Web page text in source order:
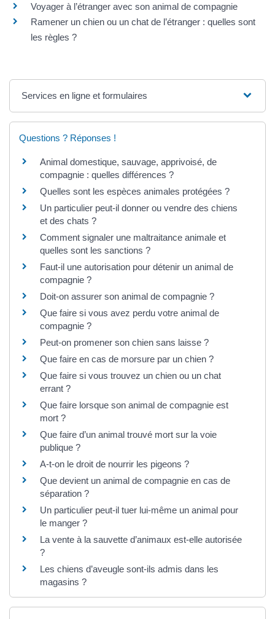
Voyager à l’étranger avec son animal de compagnie
Ramener un chien ou un chat de l’étranger : quelles sont
les règles ?
Services en ligne et formulaires
Questions ? Réponses !
Animal domestique, sauvage, apprivoisé, de
compagnie : quelles différences ?
Quelles sont les espèces animales protégées ?
Un particulier peut-il donner ou vendre des chiens
et des chats ?
Comment signaler une maltraitance animale et
quelles sont les sanctions ?
Faut-il une autorisation pour détenir un animal de
compagnie ?
Doit-on assurer son animal de compagnie ?
Que faire si vous avez perdu votre animal de
compagnie ?
Peut-on promener son chien sans laisse ?
Que faire en cas de morsure par un chien ?
Que faire si vous trouvez un chien ou un chat
errant ?
Que faire lorsque son animal de compagnie est
mort ?
Que faire d’un animal trouvé mort sur la voie
publique ?
A-t-on le droit de nourrir les pigeons ?
Que devient un animal de compagnie en cas de
séparation ?
Un particulier peut-il tuer lui-même un animal pour
le manger ?
La vente à la sauvette d’animaux est-elle autorisée
?
Les chiens d’aveugle sont-ils admis dans les
magasins ?